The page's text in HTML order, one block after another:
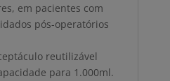
em pacientes com
pós-operatórios
reutilizável
para 1.000ml.